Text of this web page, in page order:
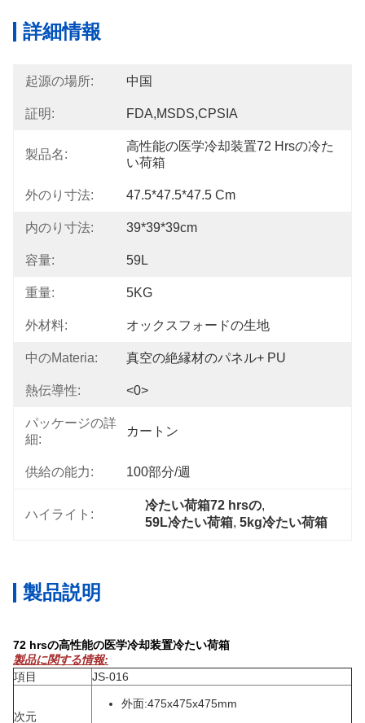
詳細情報
起源の場所: 中国
証明: FDA,MSDS,CPSIA
製品名:
高性能の医学冷却装置72 Hrsの冷た
い荷箱
外のり寸法: 47.5*47.5*47.5 Cm
内のり寸法: 39*39*39cm
容量: 59L
重量: 5KG
外材料: オックスフォードの生地
中のmateria: 真空の絶縁材のパネル+ PU
熱伝導性: <0>
パッケージの詳
細:
カートン
供給の能力: 100部分/週
ハイライト:
冷たい荷箱72 hrsの,
59L冷たい荷箱, 5kg冷たい荷箱
製品説明
72 hrsの高性能の医学冷却装置冷たい荷箱
製品に関する情報:
項目
JS-016
次元
外面:475x475x475mm